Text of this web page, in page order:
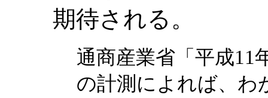
期待される。
通商産業省「平成11
の計測によれば、わ